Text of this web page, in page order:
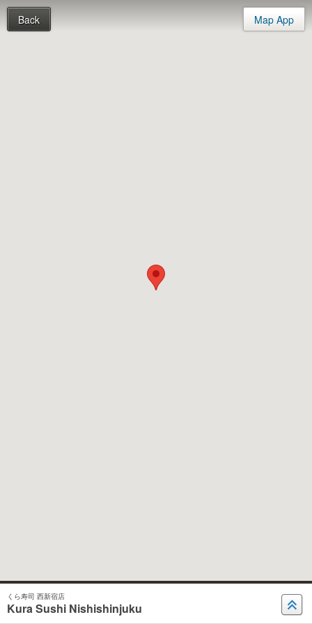
Back Map App
くら寿司 西新宿店
Kura Sushi Nishishinjuku